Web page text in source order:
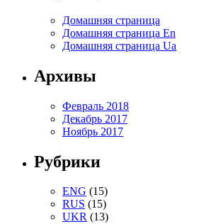
Домашняя страница
Домашняя страница En
Домашняя страница Ua
Архивы
Февраль 2018
Декабрь 2017
Ноябрь 2017
Рубрики
ENG (15)
RUS (15)
UKR (13)